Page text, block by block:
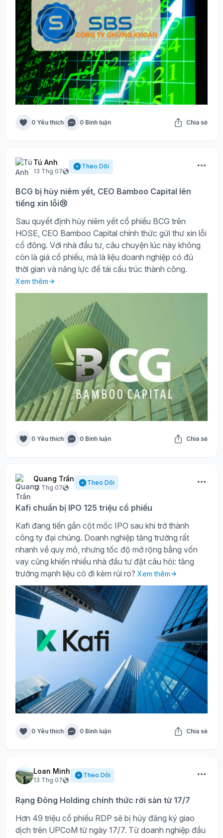
0 Yêu thích 0 Bình luận Chia sẻ
Tú Anh
13 Thg 07
Theo Dõi
BCG bị hủy niêm yết, CEO Bamboo Capital lên
tiếng xin lỗi😢
Sau quyết định hủy niêm yết cổ phiếu BCG trên
HOSE, CEO Bamboo Capital chính thức gửi thư xin lỗi
cổ đông. Với nhà đầu tư, câu chuyện lúc này không
còn là giá cổ phiếu, mà là liệu doanh nghiệp có đủ
thời gian và năng lực để tái cấu trúc thành công.
Xem thêm
0 Yêu thích 0 Bình luận Chia sẻ
Quang Trần
13 Thg 07
Theo Dõi
Kafi chuẩn bị IPO 125 triệu cổ phiếu
Kafi đang tiến gần cột mốc IPO sau khi trở thành
công ty đại chúng. Doanh nghiệp tăng trưởng rất
nhanh về quy mô, nhưng tốc độ mở rộng bằng vốn
vay cũng khiến nhiều nhà đầu tư đặt câu hỏi: tăng
trưởng mạnh liệu có đi kèm rủi ro? Xem thêm
0 Yêu thích 0 Bình luận Chia sẻ
Loan Minh
13 Thg 07
Theo Dõi
Rạng Đông Holding chính thức rời sàn từ 17/7
Hơn 49 triệu cổ phiếu RDP sẽ bị hủy đăng ký giao
dịch trên UPCoM từ ngày 17/7. Từ doanh nghiệp đầu